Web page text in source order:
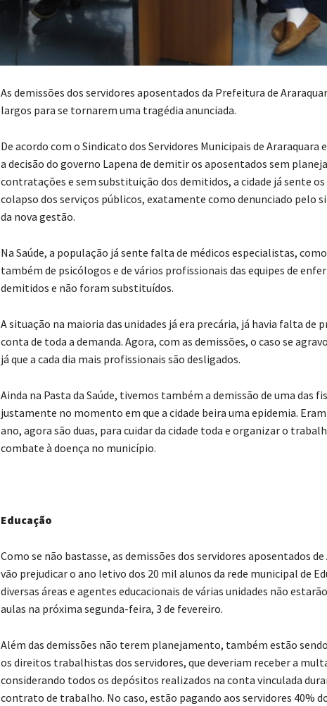
As demissões dos servidores aposentados da Prefeitura de
largos para se tornarem uma tragédia anunciada.
De acordo com o Sindicato dos Servidores Municipais de Araraquara
a decisão do governo Lapena de demitir os aposentados sem
contratações e sem substituição dos demitidos, a cidade já sente
colapso dos serviços públicos, exatamente como denunciado pelo
da nova gestão.
Na Saúde, a população já sente falta de médicos especialistas,
também de psicólogos e de vários profissionais das equipes de
demitidos e não foram substituídos.
A situação na maioria das unidades já era precária, já havia falta de
conta de toda a demanda. Agora, com as demissões, o caso se
já que a cada dia mais profissionais são desligados.
Ainda na Pasta da Saúde, tivemos também a demissão de uma das
justamente no momento em que a cidade beira uma epidemia.
ano, agora são duas, para cuidar da cidade toda e organizar o
combate à doença no município.
Educação
Como se não bastasse, as demissões dos servidores aposentados
vão prejudicar o ano letivo dos 20 mil alunos da rede municipal de
diversas áreas e agentes educacionais de várias unidades não
aulas na próxima segunda-feira, 3 de fevereiro.
Além das demissões não terem planejamento, também estão
os direitos trabalhistas dos servidores, que deveriam receber a multa
considerando todos os depósitos realizados na conta vinculada
contrato de trabalho. No caso, estão pagando aos servidores 40%